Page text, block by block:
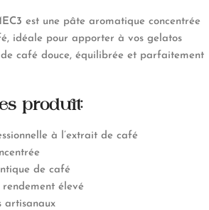
est une pâte aromatique concentrée
idéale pour apporter à vos gelatos
café douce, équilibrée et parfaitement
produit:
à l’extrait de café
de café
élevé
artisanaux